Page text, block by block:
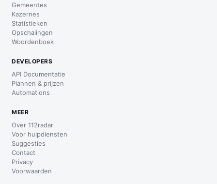
Gemeentes
Kazernes
Statistieken
Opschalingen
Woordenboek
DEVELOPERS
API Documentatie
Plannen & prijzen
Automations
MEER
Over 112radar
Voor hulpdiensten
Suggesties
Contact
Privacy
Voorwaarden